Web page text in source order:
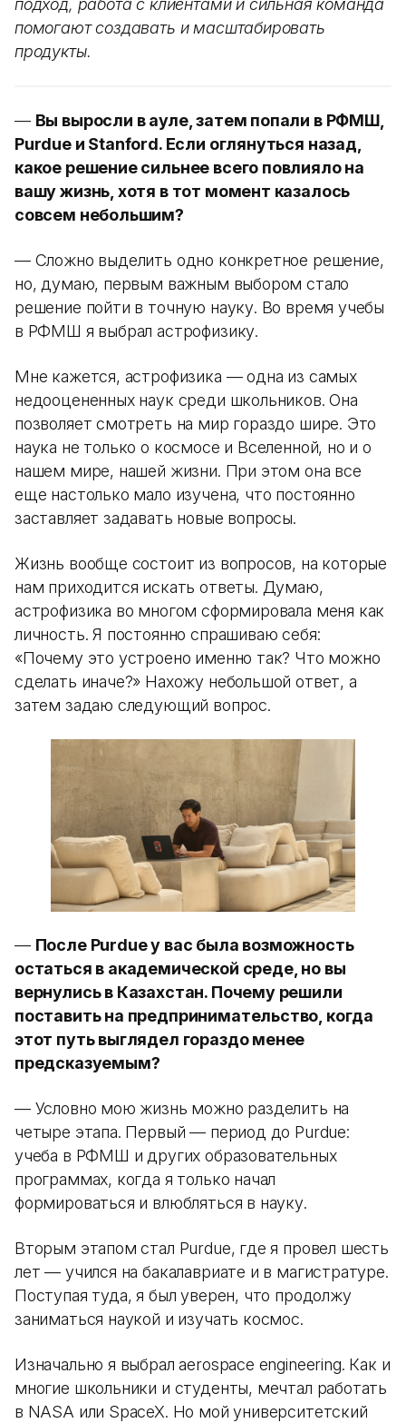
подход, работа с клиентами и сильная команда
помогают создавать и масштабировать
продукты.
— Вы выросли в ауле, затем попали в РФМШ,
Purdue и Stanford. Если оглянуться назад,
какое решение сильнее всего повлияло на
вашу жизнь, хотя в тот момент казалось
совсем небольшим?
— Сложно выделить одно конкретное решение,
но, думаю, первым важным выбором стало
решение пойти в точную науку. Во время учебы
в РФМШ я выбрал астрофизику.
Мне кажется, астрофизика — одна из самых
недооцененных наук среди школьников. Она
позволяет смотреть на мир гораздо шире. Это
наука не только о космосе и Вселенной, но и о
нашем мире, нашей жизни. При этом она все
еще настолько мало изучена, что постоянно
заставляет задавать новые вопросы.
Жизнь вообще состоит из вопросов, на которые
нам приходится искать ответы. Думаю,
астрофизика во многом сформировала меня как
личность. Я постоянно спрашиваю себя:
«Почему это устроено именно так? Что можно
сделать иначе?» Нахожу небольшой ответ, а
затем задаю следующий вопрос.
— После Purdue у вас была возможность
остаться в академической среде, но вы
вернулись в Казахстан. Почему решили
поставить на предпринимательство, когда
этот путь выглядел гораздо менее
предсказуемым?
— Условно мою жизнь можно разделить на
четыре этапа. Первый — период до Purdue:
учеба в РФМШ и других образовательных
программах, когда я только начал
формироваться и влюбляться в науку.
Вторым этапом стал Purdue, где я провел шесть
лет — учился на бакалавриате и в магистратуре.
Поступая туда, я был уверен, что продолжу
заниматься наукой и изучать космос.
Изначально я выбрал aerospace engineering. Как и
многие школьники и студенты, мечтал работать
в NASA или SpaceX. Но мой университетский